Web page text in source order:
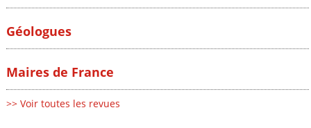
Géologues
Maires de France
>> Voir toutes les revues